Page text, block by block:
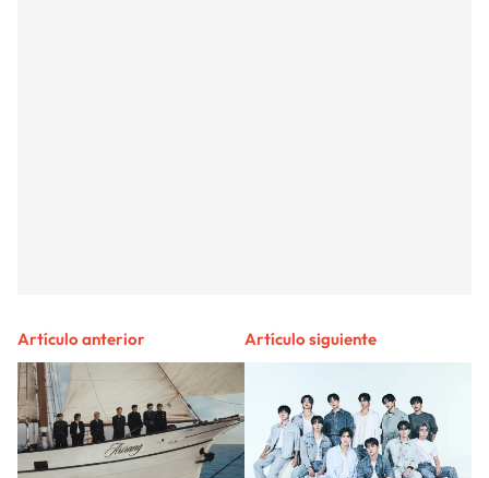
Artículo anterior Artículo siguiente